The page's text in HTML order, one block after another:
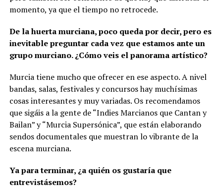
momento, ya que el tiempo no retrocede.
De la huerta murciana, poco queda por decir, pero es
inevitable preguntar cada vez que estamos ante un
grupo murciano. ¿Cómo veis el panorama artístico?
Murcia tiene mucho que ofrecer en ese aspecto. A nivel
bandas, salas, festivales y concursos hay muchísimas
cosas interesantes y muy variadas. Os recomendamos
que sigáis a la gente de “Indies Marcianos que Cantan y
Bailan” y “Murcia Supersónica”, que están elaborando
sendos documentales que muestran lo vibrante de la
escena murciana.
Ya para terminar, ¿a quién os gustaría que
entrevistásemos?